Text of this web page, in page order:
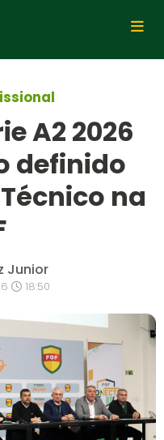
A2 2026
definido
na
Junior
18:50